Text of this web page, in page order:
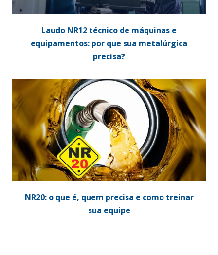
Laudo NR12 técnico de máquinas e
equipamentos: por que sua metalúrgica
precisa?
NR20: o que é, quem precisa e como treinar
sua equipe